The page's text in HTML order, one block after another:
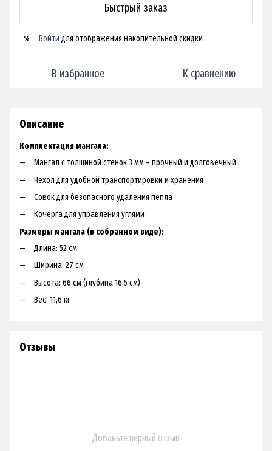
Быстрый заказ
% Войти для отображения накопительной скидки
В избранное К сравнению
Описание
Комплектация мангала:
Мангал с толщиной стенок 3 мм – прочный и долговечный
Чехол для удобной транспортировки и хранения
Совок для безопасного удаления пепла
Кочерга для управления углями
Размеры мангала (в собранном виде):
Длина: 52 см
Ширина: 27 см
Высота: 66 см (глубина 16,5 см)
Вес: 11,6 кг
Отзывы
Добавьте первый отзыв